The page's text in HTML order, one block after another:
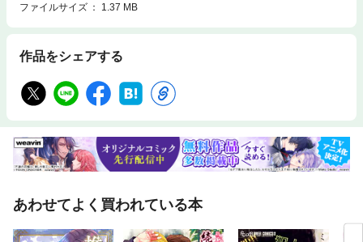
ファイルサイズ
1.37 MB
作品をシェアする
あわせてよく買われている本